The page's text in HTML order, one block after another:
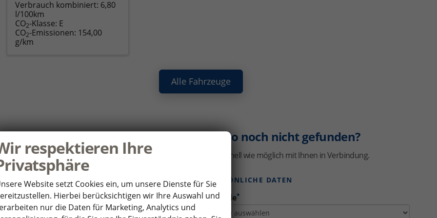
Verbrauch kombiniert: 6,80
l/100km
CO2-Klasse: E
CO2-Emissionen: 154,00
g/km
Alle Fahrzeuge
haben noch Fragen oder Ihr Wunschauto noch nicht gefunden?
Sie uns Ihre Anfrage über das Formular. Wir setzen uns so schnell wie möglich mit Ihnen in Verbindung.
WUNSCHFAHRZEUG
*
PERSÖNLICHE DATEN
Anrede*
respektieren Ihre
Website setzt Cookies ein, um unsere Dienste für Sie
Hierbei berücksichtigen wir Ihre Auswahl und
nur die Daten für Marketing, Analytics und